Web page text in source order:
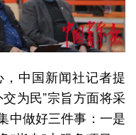
中国新闻社记者提
为民”宗旨方面将采
中做好三件事：一是